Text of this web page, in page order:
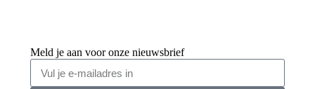
Meld je aan voor onze nieuwsbrief